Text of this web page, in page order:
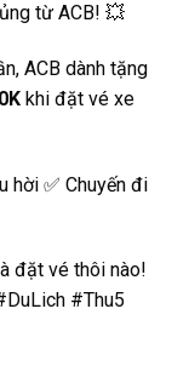
từ ACB! 💥
ACB dành tặng
khi đặt vé xe
hời ✅ Chuyến đi
đặt vé thôi nào!
#Thu5